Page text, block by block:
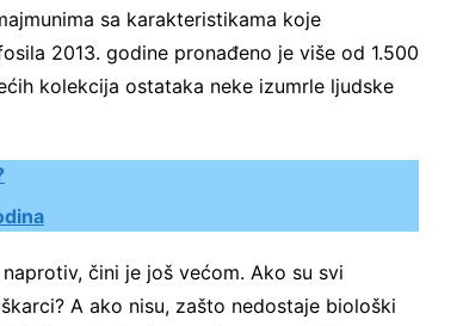
sa karakteristikama koje
2013. godine pronađeno je više od 1.500
kolekcija ostataka neke izumrle ljudske
čini je još većom. Ako su svi
A ako nisu, zašto nedostaje biološki